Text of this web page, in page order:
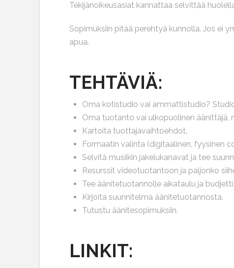
Tekijänoikeusasiat kannattaa selvittää
Sopimuksiin pitää perehtyä kunnolla. Jos ei
apua.
TEHTÄVIÄ:
Oma kotistudio vai ammattistudio?
Oma tuotanto vai ulkopuolinen äänittäjä,
Kartoita tuottajavaihtoehdot.
Formaatin valinta (digitaalinen, fyysinen
Selvitä musiikin jakelukanavat ja tee
Resurssit videotuotantoon ja paljonko
Tee äänitetuotannolle aikataulu ja budjetti.
Kirjoita suunnitelma äänitetuotannosta.
Tutustu äänitesopimuksiin.
LINKIT: